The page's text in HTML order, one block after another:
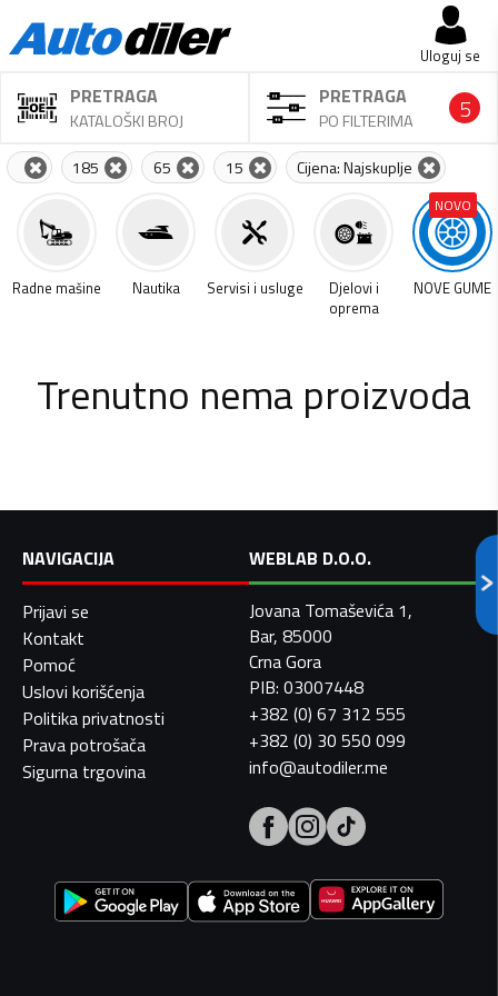
Uloguj se
PRETRAGA
KATALOŠKI BROJ
PRETRAGA
PO FILTERIMA 5
185 65 15 Cijena: Najskuplje
Radne mašine Nautika Servisi i usluge
Djelovi i
oprema
NOVO
NOVE GUME
Trenutno nema proizvoda
NAVIGACIJA
Prijavi se
Kontakt
Pomoć
Uslovi korišćenja
Politika privatnosti
Prava potrošača
Sigurna trgovina
WEBLAB D.O.O.
Jovana Tomaševića 1,
Bar, 85000
Crna Gora
PIB: 03007448
+382 (0) 67 312 555
+382 (0) 30 550 099
info@autodiler.me